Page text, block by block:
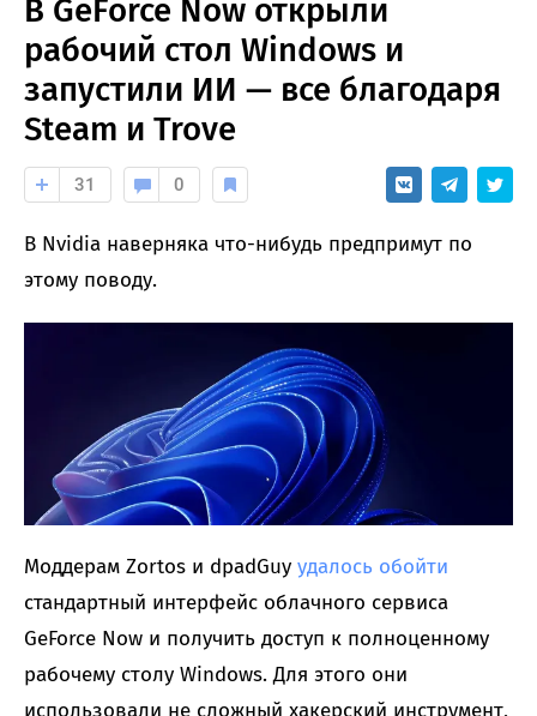
В GeForce Now открыли
рабочий стол Windows и
запустили ИИ — все благодаря
Steam и Trove
31 0
В Nvidia наверняка что-нибудь предпримут по
этому поводу.
Моддерам Zortos и dpadGuy удалось обойти
стандартный интерфейс облачного сервиса
GeForce Now и получить доступ к полноценному
рабочему столу Windows. Для этого они
использовали не сложный хакерский инструмент,